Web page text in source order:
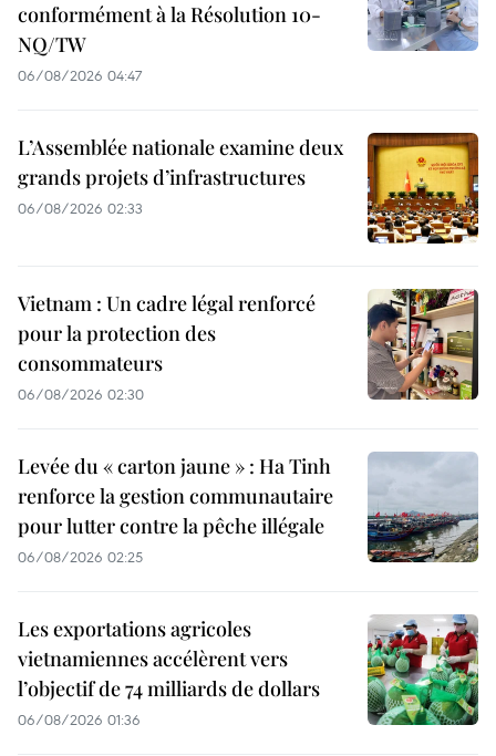
conformément à la Résolution 10-
NQ/TW
06/08/2026 04:47
L’Assemblée nationale examine deux
grands projets d’infrastructures
06/08/2026 02:33
Vietnam : Un cadre légal renforcé
pour la protection des
consommateurs
06/08/2026 02:30
Levée du « carton jaune » : Ha Tinh
renforce la gestion communautaire
pour lutter contre la pêche illégale
06/08/2026 02:25
Les exportations agricoles
vietnamiennes accélèrent vers
l’objectif de 74 milliards de dollars
06/08/2026 01:36